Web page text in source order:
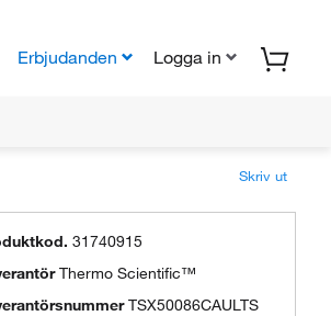
Erbjudanden Logga in
Skriv ut
31740915
Thermo Scientific™
TSX50086CAULTS